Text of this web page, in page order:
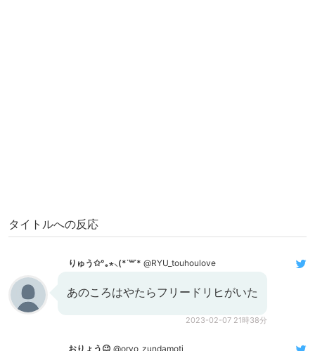
タイトルへの反応
りゅう✩°｡⋆⸜(*˙꒳˙* @RYU_touhoulove
あのころはやたらフリードリヒがいた
2023-02-07 21時38分
おりょう😉 @oryo_zundamoti